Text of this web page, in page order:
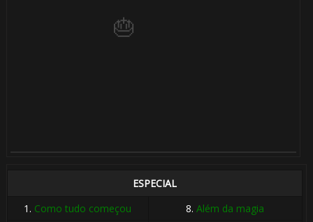
ESPECIAL
1. Como tudo começou 8.Além da magia1️⃣ 8️⃣